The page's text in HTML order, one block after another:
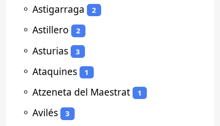
⚬ Astigarraga 2
⚬ Astillero 2
⚬ Asturias 3
⚬ Ataquines 1
⚬ Atzeneta del Maestrat 1
⚬ Avilés 3